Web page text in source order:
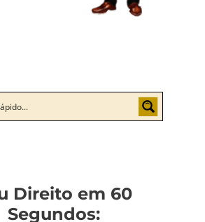
Direito em 60
Segundos: